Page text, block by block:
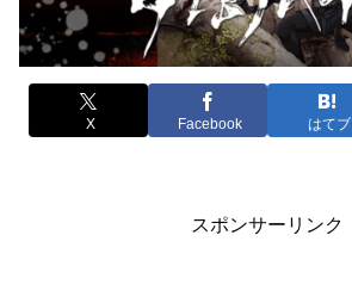
X Facebook はてブ
スポンサーリンク